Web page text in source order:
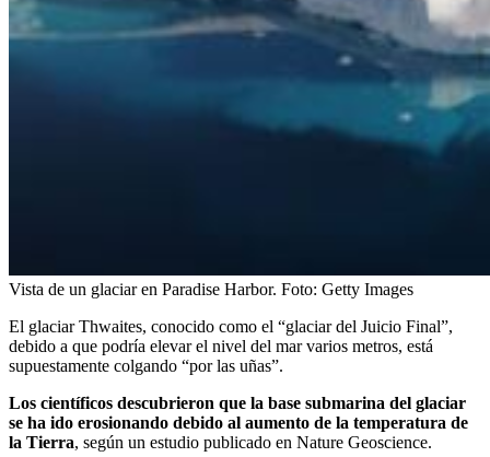
Vista de un glaciar en Paradise Harbor. Foto: Getty Images
El glaciar Thwaites, conocido como el “glaciar del Juicio Final”,
debido a que podría elevar el nivel del mar varios metros, está
supuestamente colgando “por las uñas”.
Los científicos descubrieron que la base submarina del glaciar
se ha ido erosionando debido al aumento de la temperatura de
la Tierra, según un estudio publicado en Nature Geoscience.